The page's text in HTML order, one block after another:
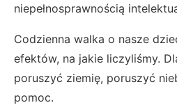
niepełnosprawnością
Codzienna walka o nasze
efektów, na jakie liczyliśmy.
poruszyć ziemię, poruszyć
pomoc.